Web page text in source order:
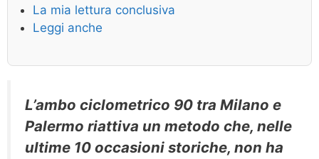
La mia lettura conclusiva
Leggi anche
L’ambo ciclometrico 90 tra Milano e
Palermo riattiva un metodo che, nelle
ultime 10 occasioni storiche, non ha